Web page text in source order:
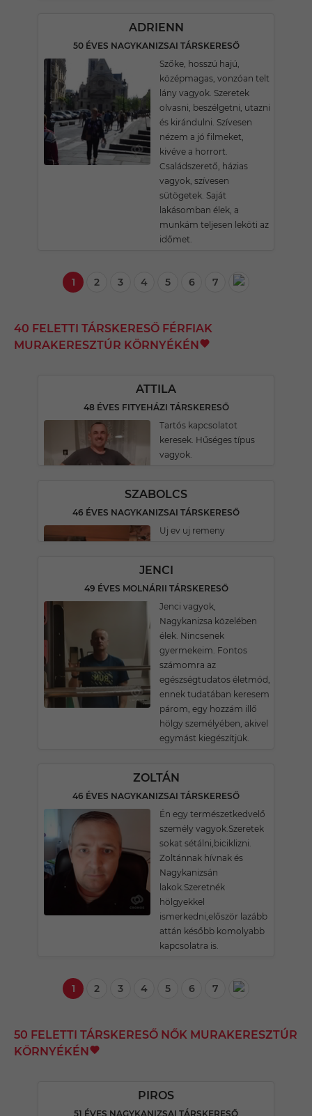
ADRIENN
50 ÉVES NAGYKANIZSAI TÁRSKERESŐ
Szőke, hosszú hajú,
középmagas, vonzóan telt
lány vagyok. Szeretek
olvasni, beszélgetni, utazni
és kirándulni. Szívesen
nézem a jó filmeket,
kivéve a horrort.
Családszerető, házias
vagyok, szívesen
sütögetek. Saját
lakásomban élek, a
munkám teljesen leköti az
időmet.
1 2 3 4 5 6 7
40 FELETTI TÁRSKERESŐ FÉRFIAK
MURAKERESZTÚR KÖRNYÉKÉN
ATTILA
48 ÉVES FITYEHÁZI TÁRSKERESŐ
Tartós kapcsolatot
keresek. Hűséges típus
vagyok.
SZABOLCS
46 ÉVES NAGYKANIZSAI TÁRSKERESŐ
Uj ev uj remeny
JENCI
49 ÉVES MOLNÁRII TÁRSKERESŐ
Jenci vagyok,
Nagykanizsa közelében
élek. Nincsenek
gyermekeim. Fontos
számomra az
egészségtudatos életmód,
ennek tudatában keresem
párom, egy hozzám illő
hölgy személyében, akivel
egymást kiegészítjük.
ZOLTÁN
46 ÉVES NAGYKANIZSAI TÁRSKERESŐ
Én egy természetkedvelő
személy vagyok.Szeretek
sokat sétálni,biciklizni.
Zoltánnak hívnak és
Nagykanizsán
lakok.Szeretnék
hölgyekkel
ismerkedni,először lazább
attán később komolyabb
kapcsolatra is.
1 2 3 4 5 6 7
50 FELETTI TÁRSKERESŐ NŐK MURAKERESZTÚR
KÖRNYÉKÉN
PIROS
51 ÉVES NAGYKANIZSAI TÁRSKERESŐ